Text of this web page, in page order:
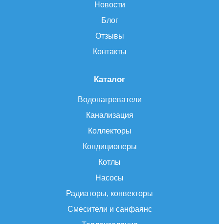
Каталог
Водонагреватели
Канализация
Коллекторы
Кондиционеры
Котлы
Насосы
Радиаторы, конвекторы
Смесители и санфаянс
Новости
Блог
Отзывы
Контакты